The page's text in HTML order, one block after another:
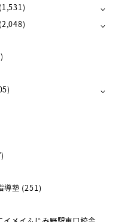
(1,531)
(2,048)
導塾 (251)